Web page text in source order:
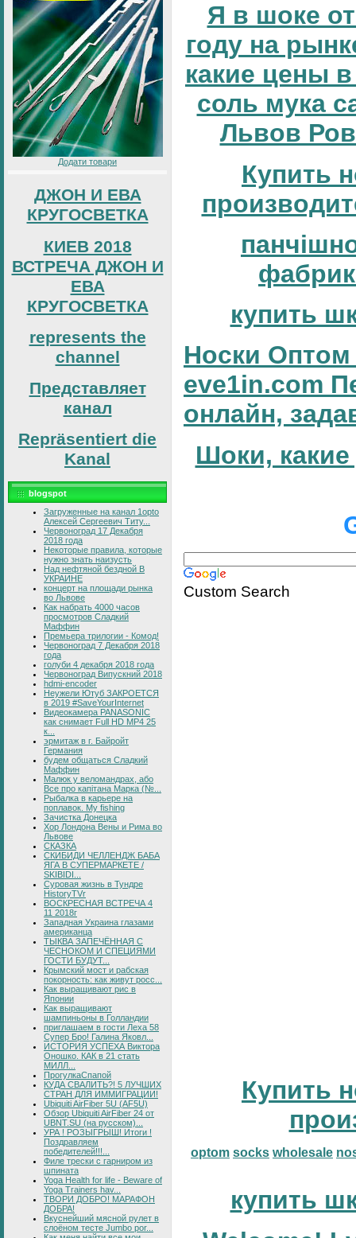
Додати товари
ДЖОН И ЕВА
КРУГОСВЕТКА
КИЕВ 2018
ВСТРЕЧА ДЖОН И
ЕВА
КРУГОСВЕТКА
represents the
channel
Представляет
канал
Repräsentiert die
Kanal
blogspot
Загруженные на канал 1opto
Алексей Сергеевич Титу...
Червоноград 17 Декабря
2018 года
Некоторые правила, которые
нужно знать наизусть
Над нефтяной бездной В
УКРАИНЕ
концерт на площади рынка
во Львове
Как набрать 4000 часов
просмотров Сладкий
Маффин
Премьера трилогии - Комод!
Червоноград 7 Декабря 2018
года
голуби 4 декабря 2018 года
Червоноград Випускний 2018
hdmi-encoder
Неужели Ютуб ЗАКРОЕТСЯ
в 2019 #SaveYourInternet
Видеокамера PANASONIC
как снимает Full HD MP4 25
к...
эрмитаж в г. Байройт
Германия
будем общаться Сладкий
Маффин
Малюк у веломандрах, або
Все про капітана Марка (№...
Рыбалка в карьере на
поплавок. My fishing
Зачистка Донецка
Хор Лондона Вены и Рима во
Львове
СКАЗКА
СКИБИДИ ЧЕЛЛЕНДЖ БАБА
ЯГА В СУПЕРМАРКЕТЕ /
SKIBIDI...
Суровая жизнь в Тундре
HistoryTVr
ВОСКРЕСНАЯ ВСТРЕЧА 4
11 2018г
Западная Украина глазами
американца
ТЫКВА ЗАПЕЧЁННАЯ С
ЧЕСНОКОМ И СПЕЦИЯМИ
ГОСТИ БУДУТ...
Крымский мост и рабская
покорность: как живут росс...
Как выращивают рис в
Японии
Как выращивают
шампиньоны в Голландии
приглашаем в гости Леха 58
Супер Бро! Галина Яковл...
ИСТОРИЯ УСПЕХА Виктора
Оношко. КАК в 21 стать
МИЛЛ...
ПрогулкаСпапой
КУДА СВАЛИТЬ?! 5 ЛУЧШИХ
СТРАН ДЛЯ ИММИГРАЦИИ!
Ubiquiti AirFiber 5U (AF5U)
Обзор Ubiquiti AirFiber 24 от
UBNT.SU (на русском)...
УРА ! РОЗЫГРЫШ! Итоги !
Поздравляем
победителей!!!...
Филе трески с гарниром из
шпината
Yoga Health for life - Beware of
Yoga Trainers hav...
ТВОРИ ДОБРО! МАРАФОН
ДОБРА!
Вкуснейший мясной рулет в
слоёном тесте Jumbo por...
Я в шоке
году на
какие цены
соль мука
Львов
Купить
купить
Носки Оптом
eve1in.com
онлайн,
Шоки, какие
Custom Search
Купить
optom socks wholesale
купить